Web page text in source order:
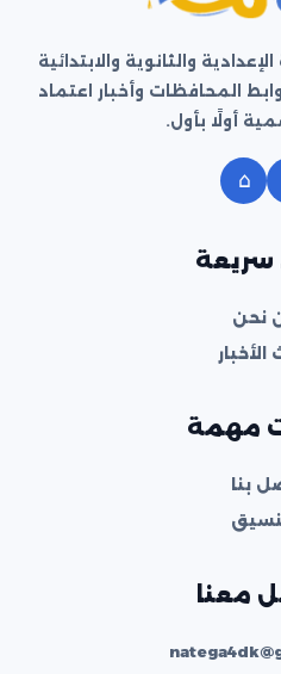
والثانوية والابتدائية
المحافظات وأخبار اعتماد
أولًا بأول.
⌂
سريعة
نحن
مهمة
بنا
معنا